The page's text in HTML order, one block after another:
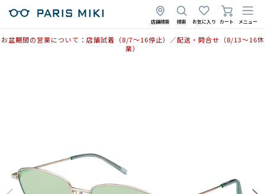
店舗検索 検索 お気に入り カート メニュー
お盆期間の営業について：店舗試着（8/7〜16停止）／配送・問合せ（8/13〜16休
業）